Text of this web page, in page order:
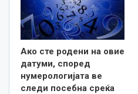
Ако сте родени на овие
датуми, според
нумерологијата ве
следи посебна среќа